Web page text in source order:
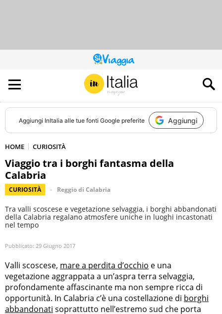
QUESTO
SITO
CONTRIBUISCE
ALL’AUDIENCE
DI
Aggiungi InItalia alle tue fonti Google preferite Aggiungi
HOME CURIOSITÀ
Viaggio tra i borghi fantasma della
Calabria
CURIOSITÀ Reggio di Calabria
Tra valli scoscese e vegetazione selvaggia, i borghi abbandonati
della Calabria regalano atmosfere uniche in luoghi incastonati
nel tempo
Pubblicato: 29 Giugno 2017
Valli scoscese, mare a perdita d’occhio e una
vegetazione aggrappata a un’aspra terra selvaggia,
profondamente affascinante ma non sempre ricca di
opportunità. In Calabria c’è una costellazione di borghi
abbandonati soprattutto nell’estremo sud che porta